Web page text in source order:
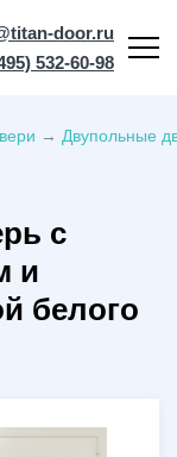
door.ru
532-60-98
→ Двупольные
с
и
белого